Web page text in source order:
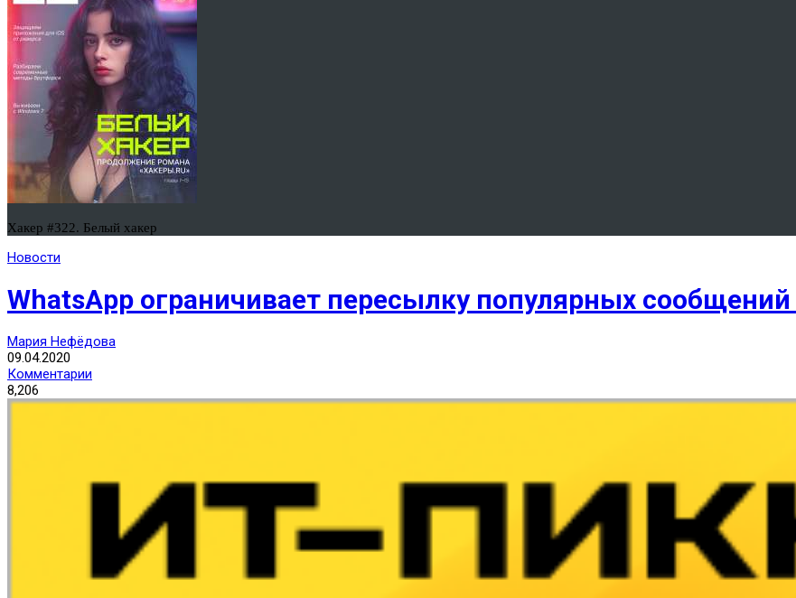
Хакер #322. Белый хакер
Новости
WhatsApp ограничивает пересылку популярных
Мария Нефёдова
09.04.2020
Комментарии
8,206